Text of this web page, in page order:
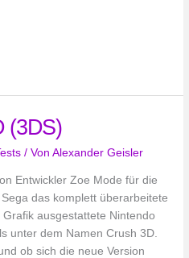
(3DS)
/ VonAlexander Geisler
Entwickler Zoe Mode für die
das komplett überarbeitete
ausgestattete Nintendo
unter dem Namen Crush 3D.
ob sich die neue Version